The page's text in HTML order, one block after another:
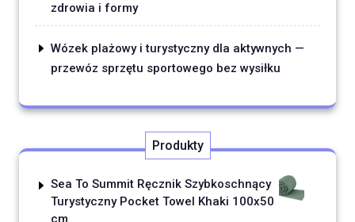
zdrowia i formy
Wózek plażowy i turystyczny dla aktywnych —
przewóz sprzętu sportowego bez wysiłku
Produkty
Sea To Summit Ręcznik Szybkoschnący
Turystyczny Pocket Towel Khaki 100x50
cm